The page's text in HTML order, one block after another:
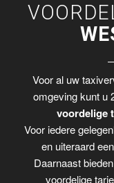
Voor al uw
omgeving kunt u
voordelige
Voor iedere
en uiteraard
Daarnaast
voordelige